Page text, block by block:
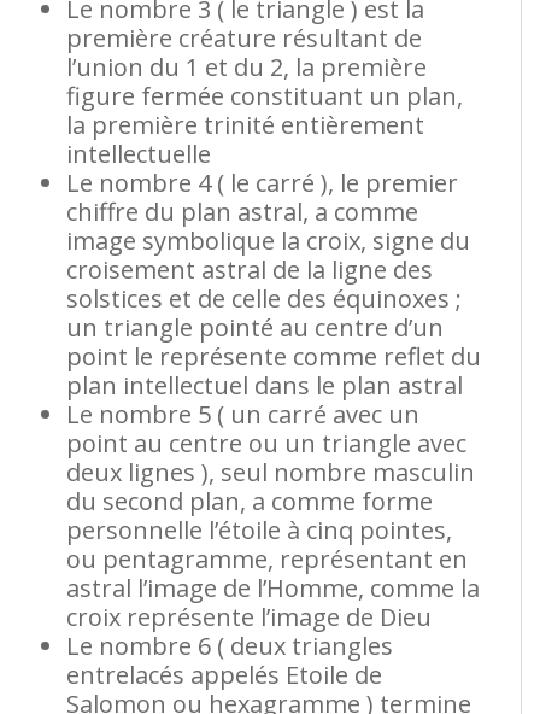
Le nombre 3 ( le triangle ) est la
première créature résultant de
l’union du 1 et du 2, la première
figure fermée constituant un plan,
la première trinité entièrement
intellectuelle
Le nombre 4 ( le carré ), le premier
chiffre du plan astral, a comme
image symbolique la croix, signe du
croisement astral de la ligne des
solstices et de celle des équinoxes ;
un triangle pointé au centre d’un
point le représente comme reflet du
plan intellectuel dans le plan astral
Le nombre 5 ( un carré avec un
point au centre ou un triangle avec
deux lignes ), seul nombre masculin
du second plan, a comme forme
personnelle l’étoile à cinq pointes,
ou pentagramme, représentant en
astral l’image de l’Homme, comme la
croix représente l’image de Dieu
Le nombre 6 ( deux triangles
entrelacés appelés Etoile de
Salomon ou hexagramme ) termine